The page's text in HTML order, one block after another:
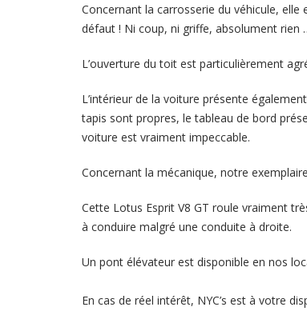
Concernant la carrosserie du véhicule,
défaut ! Ni coup, ni griffe, absolument rien
L’ouverture du toit est particulièrement
L’intérieur de la voiture présente
tapis sont propres, le tableau de bord
voiture est vraiment impeccable.
Concernant la mécanique, notre
Cette Lotus Esprit V8 GT roule vraiment
à conduire malgré une conduite à droite.
Un pont élévateur est disponible en nos
En cas de réel intérêt, NYC’s est à votre